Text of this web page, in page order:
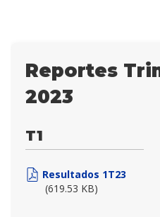
Reportes
2023
T1
Resultados 1T23
(619.53 KB)